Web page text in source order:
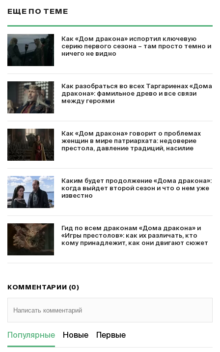
ЕЩЕ ПО ТЕМЕ
Как «Дом дракона» испортил ключевую
серию первого сезона – там просто темно и
ничего не видно
Как разобраться во всех Таргариенах «Дома
дракона»: фамильное древо и все связи
между героями
Как «Дом дракона» говорит о проблемах
женщин в мире патриархата: недоверие
престола, давление традиций, насилие
Каким будет продолжение «Дома дракона»:
когда выйдет второй сезон и что о нем уже
известно
Гид по всем драконам «Дома дракона» и
«Игры престолов»: как их различать, кто
кому принадлежит, как они двигают сюжет
КОММЕНТАРИИ (0)
Популярные Новые Первые